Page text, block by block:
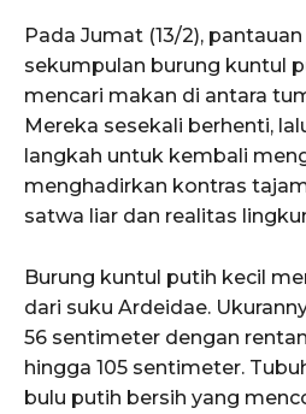
Pada Jumat (13/2), pantauan
sekumpulan burung kuntul
mencari makan di antara
Mereka sesekali berhenti,
langkah untuk kembali
menghadirkan kontras
satwa liar dan realitas
Burung kuntul putih kecil
dari suku Ardeidae.
56 sentimeter dengan
hingga 105 sentimeter.
bulu putih bersih yang